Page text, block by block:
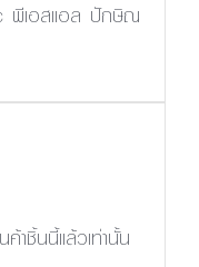
พีเอสแอล ปักษิณ
ค้าชิ้นนี้แล้วเท่านั้น